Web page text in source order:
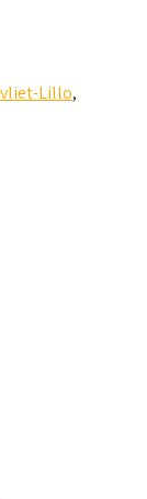
Lillo,